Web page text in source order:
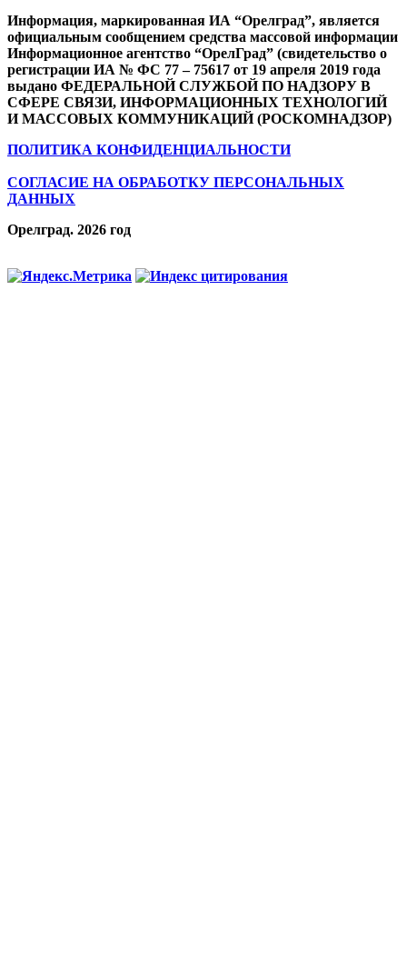
Информация, маркированная ИА “Орелград”, является
официальным сообщением средства массовой информации
Информационное агентство “ОрелГрад” (свидетельство о
регистрации ИА № ФС 77 – 75617 от 19 апреля 2019 года
выдано ФЕДЕРАЛЬНОЙ СЛУЖБОЙ ПО НАДЗОРУ В
СФЕРЕ СВЯЗИ, ИНФОРМАЦИОННЫХ ТЕХНОЛОГИЙ
И МАССОВЫХ КОММУНИКАЦИЙ (РОСКОМНАДЗОР)
ПОЛИТИКА КОНФИДЕНЦИАЛЬНОСТИ
СОГЛАСИЕ НА ОБРАБОТКУ ПЕРСОНАЛЬНЫХ
ДАННЫХ
Орелград. 2026 год